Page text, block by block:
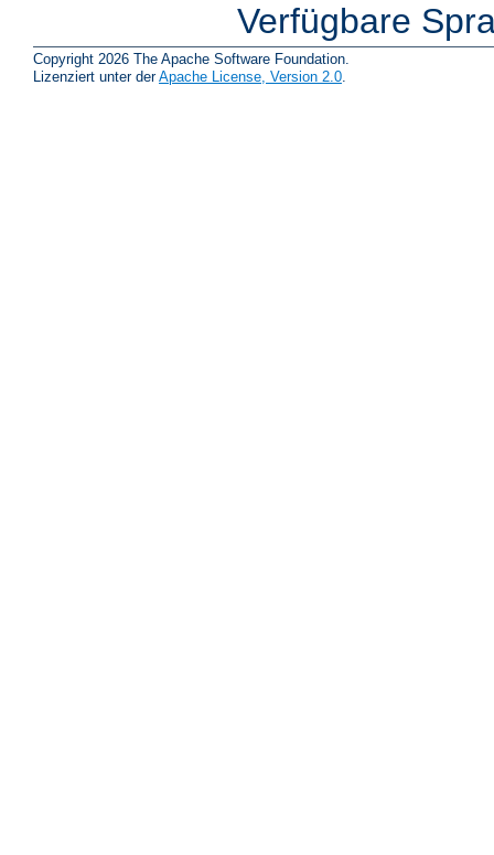
Verfügbare
Copyright 2026 The Apache Software Foundation.
Lizenziert unter derApache License, Version 2.0